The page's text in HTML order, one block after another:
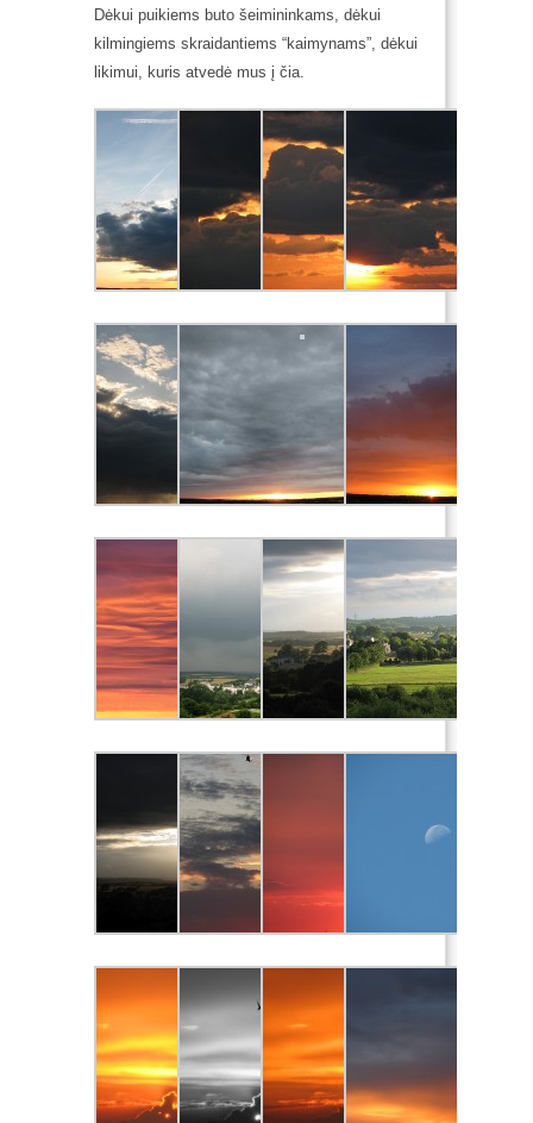
Dėkui puikiems buto šeimininkams, dėkui
kilmingiems skraidantiems “kaimynams”, dėkui
likimui, kuris atvedė mus į čia.